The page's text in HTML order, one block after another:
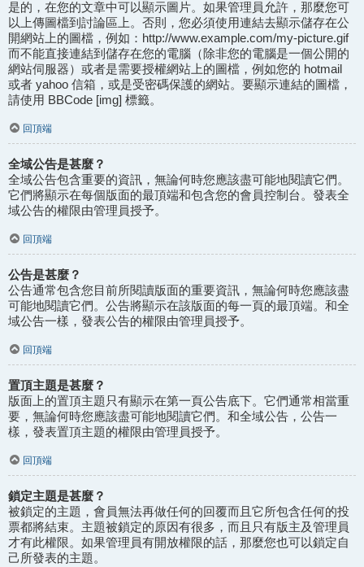
是的，在您的文章中可以顯示圖片。如果管理員允許，那麼您可
以上傳圖檔到討論區上。否則，您必須使用連結去顯示儲存在公
開網站上的圖檔，例如：http://www.example.com/my-picture.gif
而不能直接連結到儲存在您的電腦（除非您的電腦是一個公開的
網站伺服器）或者是需要授權網站上的圖檔，例如您的 hotmail
或者 yahoo 信箱，或是受密碼保護的網站。要顯示連結的圖檔，
請使用 BBCode [img] 標籤。
回頂端
全域公告是甚麼？
全域公告包含重要的資訊，無論何時您應該盡可能地閱讀它們。
它們將顯示在每個版面的最頂端和包含您的會員控制台。發表全
域公告的權限由管理員授予。
回頂端
公告是甚麼？
公告通常包含您目前所閱讀版面的重要資訊，無論何時您應該盡
可能地閱讀它們。公告將顯示在該版面的每一頁的最頂端。和全
域公告一樣，發表公告的權限由管理員授予。
回頂端
置頂主題是甚麼？
版面上的置頂主題只有顯示在第一頁公告底下。它們通常相當重
要，無論何時您應該盡可能地閱讀它們。和全域公告，公告一
樣，發表置頂主題的權限由管理員授予。
回頂端
鎖定主題是甚麼？
被鎖定的主題，會員無法再做任何的回覆而且它所包含任何的投
票都將結束。主題被鎖定的原因有很多，而且只有版主及管理員
才有此權限。如果管理員有開放權限的話，那麼您也可以鎖定自
己所發表的主題。